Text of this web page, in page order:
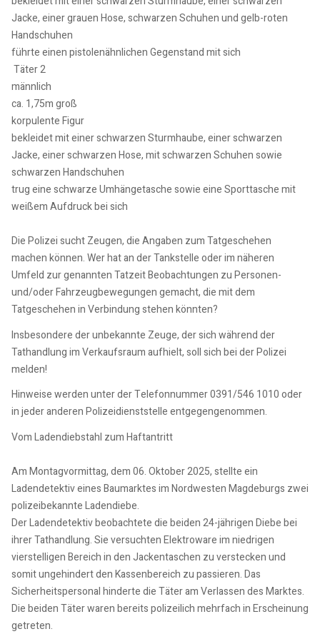
Jacke, einer grauen Hose, schwarzen Schuhen und gelb-roten
Handschuhen
führte einen pistolenähnlichen Gegenstand mit sich
Täter 2
männlich
ca. 1,75m groß
korpulente Figur
bekleidet mit einer schwarzen Sturmhaube, einer schwarzen
Jacke, einer schwarzen Hose, mit schwarzen Schuhen sowie
schwarzen Handschuhen
trug eine schwarze Umhängetasche sowie eine Sporttasche mit
weißem Aufdruck bei sich
Die Polizei sucht Zeugen, die Angaben zum Tatgeschehen
machen können. Wer hat an der Tankstelle oder im näheren
Umfeld zur genannten Tatzeit Beobachtungen zu Personen-
und/oder Fahrzeugbewegungen gemacht, die mit dem
Tatgeschehen in Verbindung stehen könnten?
Insbesondere der unbekannte Zeuge, der sich während der
Tathandlung im Verkaufsraum aufhielt, soll sich bei der Polizei
melden!
Hinweise werden unter der Telefonnummer 0391/546 1010 oder
in jeder anderen Polizeidienststelle entgegengenommen.
Vom Ladendiebstahl zum Haftantritt
Am Montagvormittag, dem 06. Oktober 2025, stellte ein
Ladendetektiv eines Baumarktes im Nordwesten Magdeburgs zwei
polizeibekannte Ladendiebe.
Der Ladendetektiv beobachtete die beiden 24-jährigen Diebe bei
ihrer Tathandlung. Sie versuchten Elektroware im niedrigen
vierstelligen Bereich in den Jackentaschen zu verstecken und
somit ungehindert den Kassenbereich zu passieren. Das
Sicherheitspersonal hinderte die Täter am Verlassen des Marktes.
Die beiden Täter waren bereits polizeilich mehrfach in Erscheinung
getreten.